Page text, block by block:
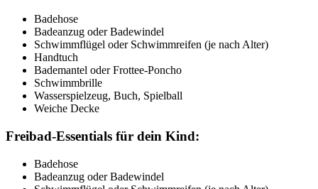
Badehose
Badeanzug oder Badewindel
Schwimmflügel oder Schwimmreifen (je nach Alter)
Handtuch
Bademantel oder Frottee-Poncho
Schwimmbrille
Wasserspielzeug, Buch, Spielball
Weiche Decke
Freibad-Essentials für dein Kind:
Badehose
Badeanzug oder Badewindel